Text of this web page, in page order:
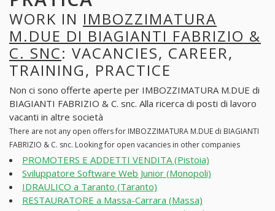
WORK IN IMBOZZIMATURA
M.DUE DI BIAGIANTI FABRIZIO &
C. SNC: VACANCIES, CAREER,
TRAINING, PRACTICE
Non ci sono offerte aperte per IMBOZZIMATURA M.DUE di
BIAGIANTI FABRIZIO & C. snc. Alla ricerca di posti di lavoro
vacanti in altre società
There are not any open offers for IMBOZZIMATURA M.DUE di BIAGIANTI
FABRIZIO & C. snc. Looking for open vacancies in other companies
PROMOTERS E ADDETTI VENDITA (Pistoia)
Sviluppatore Software Web Junior (Monopoli)
IDRAULICO a Taranto (Taranto)
RESTAURATORE a Massa-Carrara (Massa)